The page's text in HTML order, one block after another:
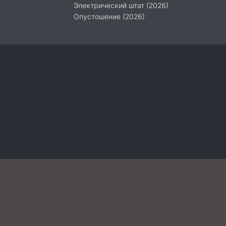
Электрический штат (2026)
Опустошение (2026)